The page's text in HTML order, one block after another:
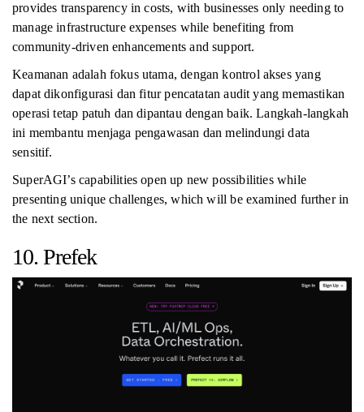
provides transparency in costs, with businesses only needing to
manage infrastructure expenses while benefiting from
community-driven enhancements and support.
Keamanan adalah fokus utama, dengan kontrol akses yang
dapat dikonfigurasi dan fitur pencatatan audit yang memastikan
operasi tetap patuh dan dipantau dengan baik. Langkah-langkah
ini membantu menjaga pengawasan dan melindungi data
sensitif.
SuperAGI’s capabilities open up new possibilities while
presenting unique challenges, which will be examined further in
the next section.
10. Prefek